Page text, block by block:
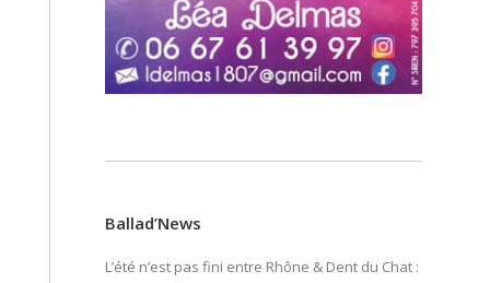
Ballad’News
L’été n’est pas fini entre Rhône & Dent du Chat :